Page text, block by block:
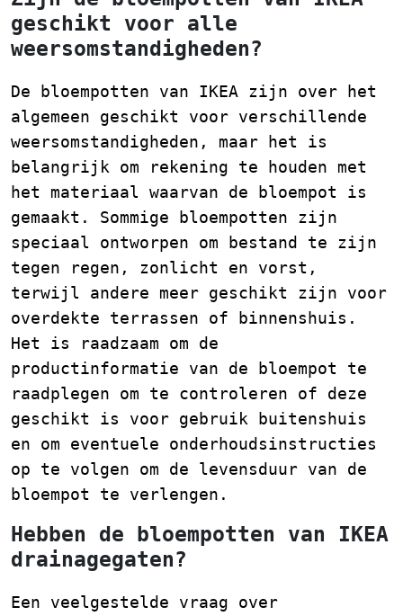
geschikt voor alle
weersomstandigheden?
De bloempotten van IKEA zijn over het
algemeen geschikt voor verschillende
weersomstandigheden, maar het is
belangrijk om rekening te houden met
het materiaal waarvan de bloempot is
gemaakt. Sommige bloempotten zijn
speciaal ontworpen om bestand te zijn
tegen regen, zonlicht en vorst,
terwijl andere meer geschikt zijn voor
overdekte terrassen of binnenshuis.
Het is raadzaam om de
productinformatie van de bloempot te
raadplegen om te controleren of deze
geschikt is voor gebruik buitenshuis
en om eventuele onderhoudsinstructies
op te volgen om de levensduur van de
bloempot te verlengen.
Hebben de bloempotten van IKEA
drainagegaten?
Een veelgestelde vraag over